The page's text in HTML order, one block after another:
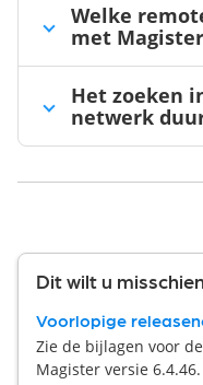
Welke
met
Het zoeken
netwerk
Dit wilt u
Voorlopige
Zie de bijlagen voor
Magister versie 6.4.46.